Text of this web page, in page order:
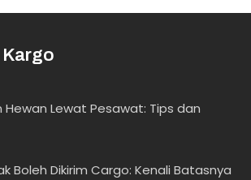
Kargo
Hewan Lewat Pesawat: Tips dan
Boleh Dikirim Cargo: Kenali Batasnya